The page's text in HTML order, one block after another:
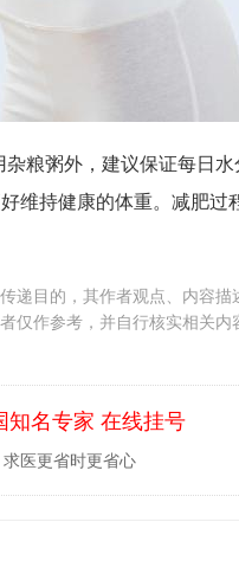
粮粥外，建议保证每日
维持健康的体重。减肥
递目的，其作者观点、内容
仅作参考，并自行核实相关
知名专家 在线挂号
求医更省时更省心